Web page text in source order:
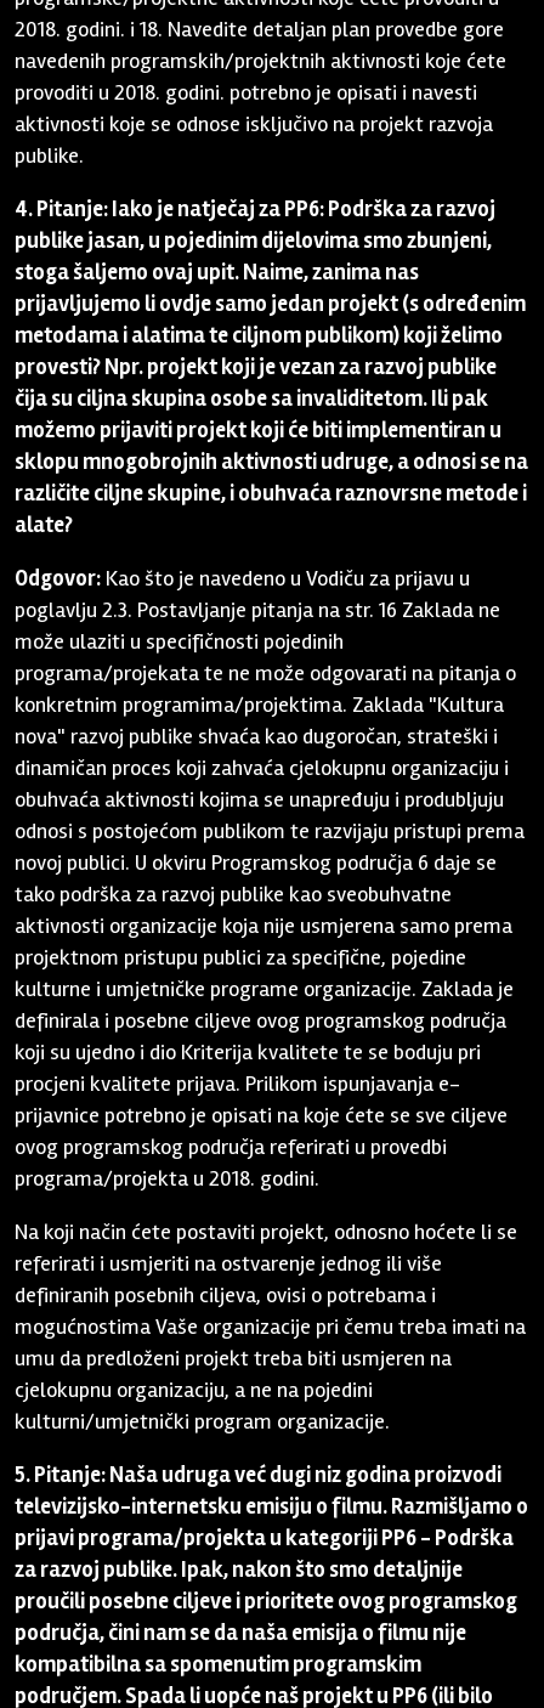
2018. godini. i 18. Navedite detaljan plan provedbe gore
navedenih programskih/projektnih aktivnosti koje ćete
provoditi u 2018. godini. potrebno je opisati i navesti
aktivnosti koje se odnose isključivo na projekt razvoja
publike.
4. Pitanje: Iako je natječaj za PP6: Podrška za razvoj
publike jasan, u pojedinim dijelovima smo zbunjeni,
stoga šaljemo ovaj upit. Naime, zanima nas
prijavljujemo li ovdje samo jedan projekt (s određenim
metodama i alatima te ciljnom publikom) koji želimo
provesti? Npr. projekt koji je vezan za razvoj publike
čija su ciljna skupina osobe sa invaliditetom. Ili pak
možemo prijaviti projekt koji će biti implementiran u
sklopu mnogobrojnih aktivnosti udruge, a odnosi se na
različite ciljne skupine, i obuhvaća raznovrsne metode i
alate?
Odgovor: Kao što je navedeno u Vodiču za prijavu u
poglavlju 2.3. Postavljanje pitanja na str. 16 Zaklada ne
može ulaziti u specifičnosti pojedinih
programa/projekata te ne može odgovarati na pitanja o
konkretnim programima/projektima. Zaklada "Kultura
nova" razvoj publike shvaća kao dugoročan, strateški i
dinamičan proces koji zahvaća cjelokupnu organizaciju i
obuhvaća aktivnosti kojima se unapređuju i produbljuju
odnosi s postojećom publikom te razvijaju pristupi prema
novoj publici. U okviru Programskog područja 6 daje se
tako podrška za razvoj publike kao sveobuhvatne
aktivnosti organizacije koja nije usmjerena samo prema
projektnom pristupu publici za specifične, pojedine
kulturne i umjetničke programe organizacije. Zaklada je
definirala i posebne ciljeve ovog programskog područja
koji su ujedno i dio Kriterija kvalitete te se boduju pri
procjeni kvalitete prijava. Prilikom ispunjavanja e-
prijavnice potrebno je opisati na koje ćete se sve ciljeve
ovog programskog područja referirati u provedbi
programa/projekta u 2018. godini.
Na koji način ćete postaviti projekt, odnosno hoćete li se
referirati i usmjeriti na ostvarenje jednog ili više
definiranih posebnih ciljeva, ovisi o potrebama i
mogućnostima Vaše organizacije pri čemu treba imati na
umu da predloženi projekt treba biti usmjeren na
cjelokupnu organizaciju, a ne na pojedini
kulturni/umjetnički program organizacije.
5. Pitanje: Naša udruga već dugi niz godina proizvodi
televizijsko-internetsku emisiju o filmu. Razmišljamo o
prijavi programa/projekta u kategoriji PP6 - Podrška
za razvoj publike. Ipak, nakon što smo detaljnije
proučili posebne ciljeve i prioritete ovog programskog
područja, čini nam se da naša emisija o filmu nije
kompatibilna sa spomenutim programskim
područjem. Spada li uopće naš projekt u PP6 (ili bilo